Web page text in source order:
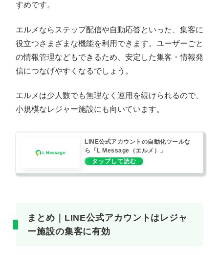
すめです。
エルメならステップ配信や自動応答といった、集客に
役立つさまざまな機能を利用できます。ユーザーごと
の情報管理などもできるため、安定した集客・情報発
信につなげやすくなるでしょう。
エルメは少人数でも無理なく運用を続けられるので、
小規模なレジャー施設にも向いています。
LINE公式アカウントの自動化ツールな
ら「L Message（エルメ）」
まとめ｜LINE公式アカウントはレジャ
ー施設の集客に有効